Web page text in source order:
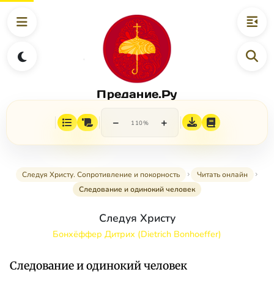
Предание.Ру
− 110% +
Следуя Христу. Сопротивление и покорность
Читать онлайн
Следование и одинокий человек
Следуя Христу
Бонхёффер Дитрих (Dietrich Bonhoeffer)
Следование и одинокий человек